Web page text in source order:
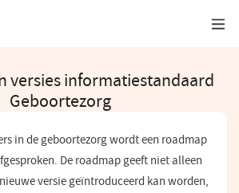
versies informatiestandaard
Geboortezorg
in de geboortezorg wordt een roadmap
De roadmap geeft niet alleen
versie geïntroduceerd kan worden,